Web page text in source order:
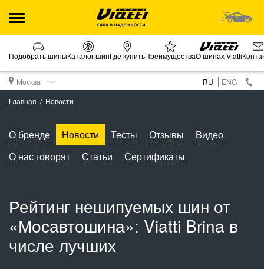
Подобрать шиныКаталог шинГде купитьПреимуществаО шинах Viatti
Москва RU
ENG
Главная
Новости
О бренде Новости Тесты Отзывы
Видео
О нас говорят
Статьи Сертификаты
Рейтинг нешипуемых шин от
«Мосавтошина»: Viatti Brina в
числе лучших